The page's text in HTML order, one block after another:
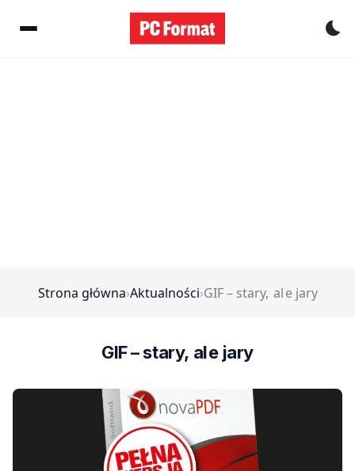
Strona główna›Aktualności›GIF – stary, al e jary
GIF – stary, al e jary